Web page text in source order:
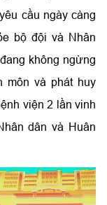
cầu ngày càng
bộ đội và Nhân
không ngừng
môn và phát huy
viện 2 lần vinh
dân và Huân